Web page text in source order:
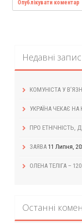
Недавні
КОМУНІСТА У
УКРАЇНА ЧЕКАЄ
ПРО ЕТНІЧНІСТЬ,
ЗАЯВА 11 Липня,
ОЛЕНА ТЕЛІГА – 120
Останні